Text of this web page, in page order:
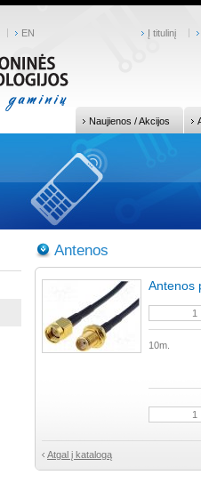
EN Į titulinį
Naujienos / Akcijos
Antenos
Antenos
10m.
Atgal į katalogą